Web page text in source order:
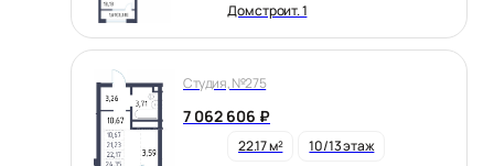
Дом строит. 1
Студия, №275
7 062 606 ₽
22.17 м²
10/13 этаж